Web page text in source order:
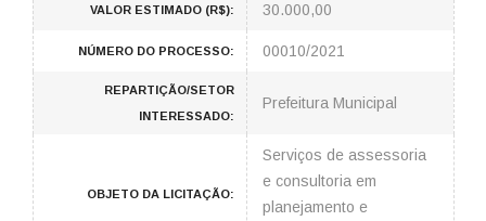
VALOR ESTIMADO (R$): 30.000,00
NÚMERO DO PROCESSO: 00010/2021
REPARTIÇÃO/SETOR
INTERESSADO:
Prefeitura Municipal
OBJETO DA LICITAÇÃO:
Serviços de assessoria
e consultoria em
planejamento e